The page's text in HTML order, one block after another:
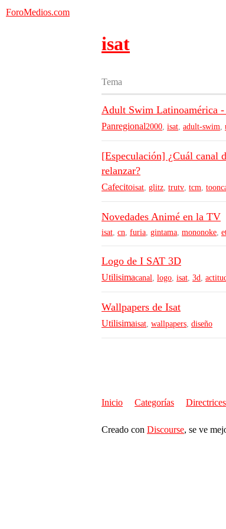
ForoMedios.com
isat
Tema
Adult Swim Latinoamérica
Panregional2000 isat adult-swim
[Especulación] ¿Cuál canal
relanzar?
Cafecitoisat glitz trutv tcm
Novedades Animé en la TV
isat, cn, furia, gintama, mononoke,
Logo de I SAT 3D
Utilisimacanal logo isat 3d
Wallpapers de Isat
Utilisimaisat wallpapers diseño
Inicio Categorías Directrices
Creado con Discourse, se ve